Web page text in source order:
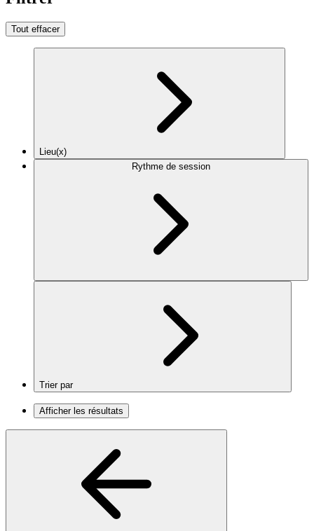
Tout effacer
Lieu(x)
Rythme de session
Trier par
Afficher les résultats